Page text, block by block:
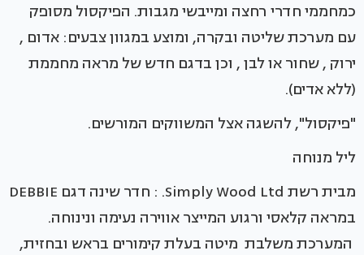
כמחממי חדרי רחצה ומייבשי מגבות. הפיקסול מסופק
עם מערכת שליטה ובקרה, ומוצע במגוון צבעים: אדום ,
ירוק , שחור או לבן , וכן בדגם חדש של מראה מחממת
(ללא אדים).
"פיקסול", להשגה אצל המשווקים המורשים.
ליל מנוחה
מבית רשת Simply Wood Ltd. : חדר שינה דגם DEBBIE
במראה קלאסי ורגוע המייצר אווירה נעימה ונינוחה.
המערכת משלבת מיטה בעלת קימורים בראש ובחזית,